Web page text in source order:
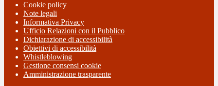
Cookie policy
Note legali
Informativa Privacy
Ufficio Relazioni con il Pubblico
Dichiarazione di accessibilità
Obiettivi di accessibilità
Whistleblowing
Gestione consensi cookie
Amministrazione trasparente